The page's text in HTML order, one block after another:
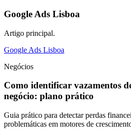
Google Ads Lisboa
Artigo principal.
Google Ads Lisboa
Negócios
Como identificar vazamentos
negócio: plano prático
Guia prático para detectar perdas
problemáticas em motores de